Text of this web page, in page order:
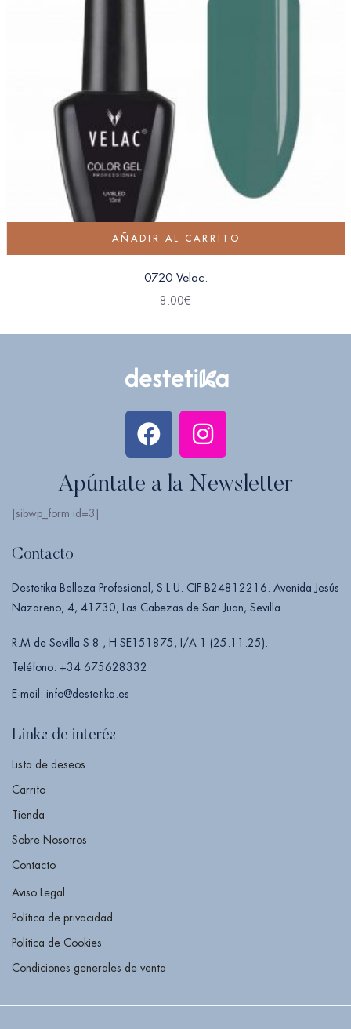
AÑADIR AL CARRITO
0720 Velac.
8.00€
Apúntate a la Newsletter
[sibwp_form id=3]
Contacto
Destetika Belleza Profesional, S.L.U. CIF B24812216. Avenida Jesús
Nazareno, 4, 41730, Las Cabezas de San Juan, Sevilla.
R.M de Sevilla S 8 , H SE151875, I/A 1 (25.11.25).
Teléfono: +34 675628332
E-mail: info@destetika.es
Links de interés
Lista de deseos
Carrito
Tienda
Sobre Nosotros
Contacto
Aviso Legal
Política de privacidad
Política de Cookies
Condiciones generales de venta